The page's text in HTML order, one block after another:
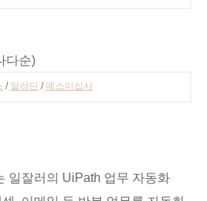
다순)
/ 알라딘 /예스이십사
일잘러의 UiPath 업무 자동화